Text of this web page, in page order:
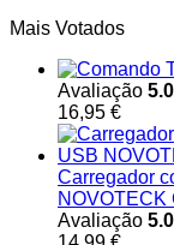
Mais Votados
Avaliação
16,95 €
Carregador
NOVOTECK
Avaliação